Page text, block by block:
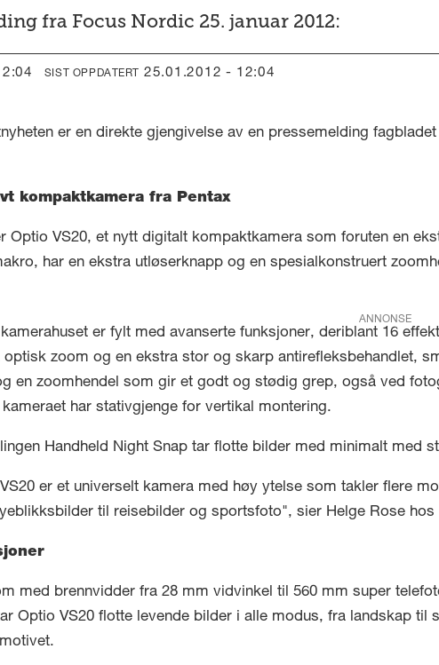
fra Focus Nordic 25. januar 2012:
SIST OPPDATERT 25.01.2012 - 12:04
er en direkte gjengivelse av en pressemelding
kompaktkamera fra Pentax
Optio VS20, et nytt digitalt kompaktkamera som foruten en
har en ekstra utløserknapp og en spesialkonstruert
ANNONSE
er fylt med avanserte funksjoner, deriblant 16
optisk zoom og en ekstra stor og skarp antirefleksbehandlet,
en zoomhendel som gir et godt og stødig grep, også ved
har stativgjenge for vertikal montering.
Handheld Night Snap tar flotte bilder med minimalt med
er et universelt kamera med høy ytelse som takler flere
til reisebilder og sportsfoto", sier Helge Rose
med brennvidder fra 28 mm vidvinkel til 560 mm super
Optio VS20 flotte levende bilder i alle modus, fra landskap til